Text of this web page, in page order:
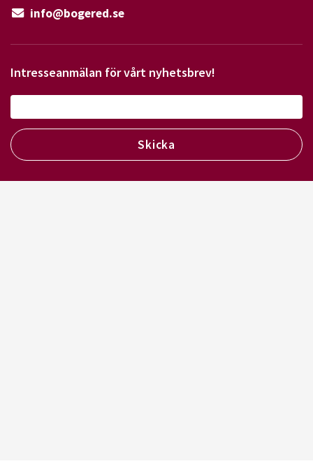
info@bogered.se
Intresseanmälan för vårt nyhetsbrev!